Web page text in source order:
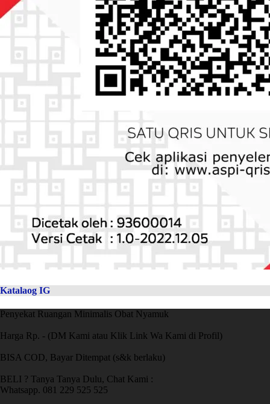
Katalaog IG
Penyekat Ruangan Minimalis Obat Nyamuk
Harga Rp. - (DM Kami atau Klik Link Wa Kami di Profil)
BISA COD, Bayar Ditempat (s&k berlaku)
BELI ? Tanya Tanya Dulu, Chat Kami :
Whatsapp. 081 229 525 525